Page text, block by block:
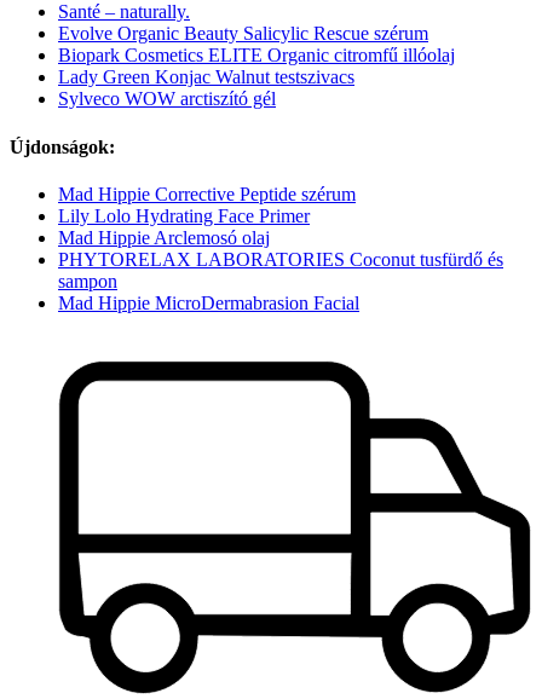
Santé – naturally.
Evolve Organic Beauty Salicylic Rescue szérum
Biopark Cosmetics ELITE Organic citromfű illóolaj
Lady Green Konjac Walnut testszivacs
Sylveco WOW arctiszító gél
Újdonságok:
Mad Hippie Corrective Peptide szérum
Lily Lolo Hydrating Face Primer
Mad Hippie Arclemosó olaj
PHYTORELAX LABORATORIES Coconut tusfürdő és
sampon
Mad Hippie MicroDermabrasion Facial